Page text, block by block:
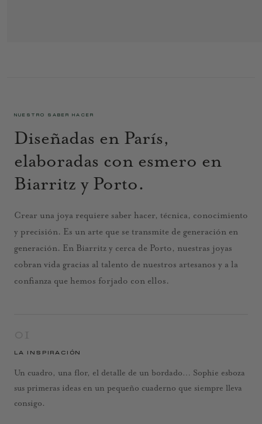
NUESTRO SABER HACER
Diseñadas en París,
elaboradas con esmero en
Biarritz y Porto.
Crear una joya requiere saber hacer, técnica, conocimiento
y precisión. Es un arte que se transmite de generación en
generación. En Biarritz y cerca de Porto, nuestras joyas
cobran vida gracias al talento de nuestros artesanos y a la
confianza que hemos forjado con ellos.
LA INSPIRACIÓN
Un cuadro, una flor, el detalle de un bordado… Sophie esboza
sus primeras ideas en un pequeño cuaderno que siempre lleva
consigo.